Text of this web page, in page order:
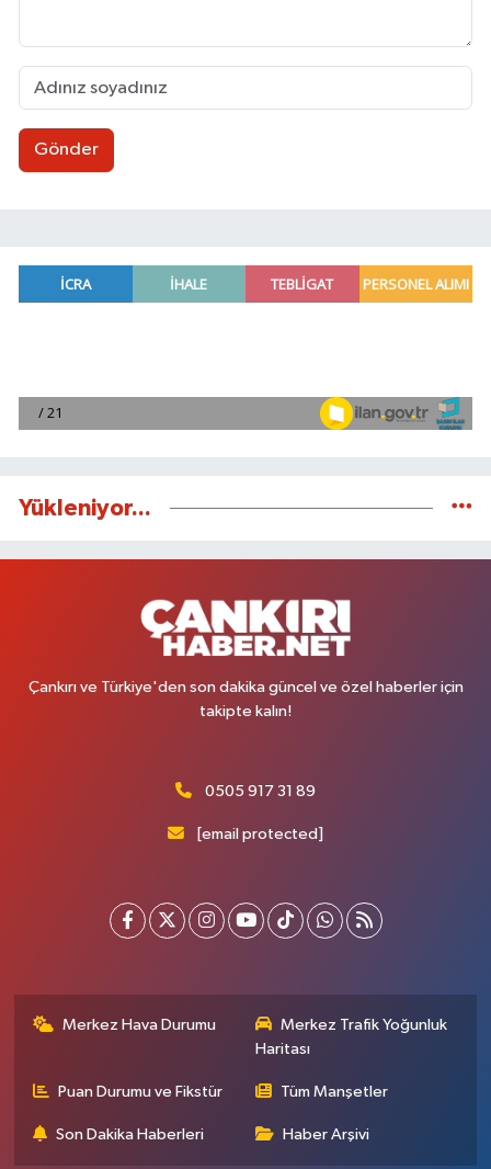
Gönder
Yükleniyor...
Çankırı ve Türkiye'den son dakika güncel ve özel haberler için
takipte kalın!
0505 917 31 89
[email protected]
Merkez Hava Durumu
Merkez Trafik Yoğunluk
Haritası
Puan Durumu ve Fikstür Tüm Manşetler
Son Dakika Haberleri Haber Arşivi